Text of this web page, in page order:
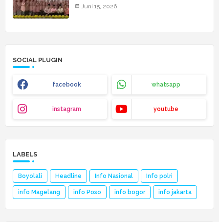
Cita Setinggi Langit
Juni 15, 2026
SOCIAL PLUGIN
facebook whatsapp
instagram youtube
LABELS
Boyolali Headline Info Nasional Info polri
info Magelang info Poso info bogor info jakarta